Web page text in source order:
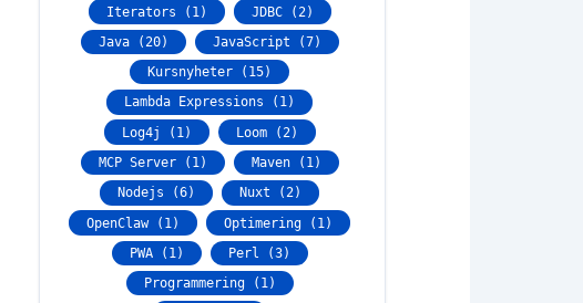
Iterators (1)
JDBC (2)
Java (20)
JavaScript (7)
Kursnyheter (15)
Lambda Expressions (1)
Log4j (1)
Loom (2)
MCP Server (1)
Maven (1)
Nodejs (6)
Nuxt (2)
OpenClaw (1)
Optimering (1)
PWA (1)
Perl (3)
Programmering (1)